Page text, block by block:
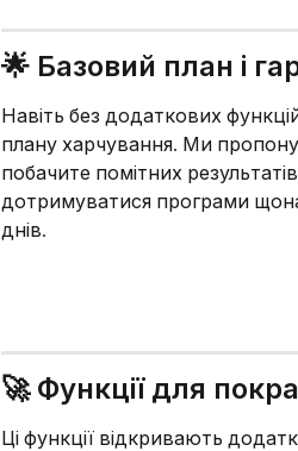
🌟 Базовий план і
Навіть без додаткових
плану харчування. Ми
побачите помітних
дотримуватися програми
днів.
🚀 Функції для
Ці функції відкривають